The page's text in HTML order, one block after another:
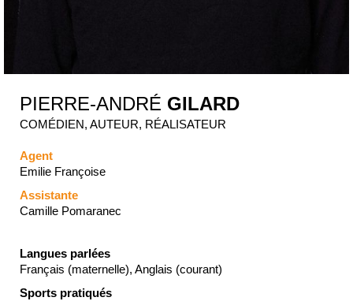
PIERRE-ANDRÉ GILARD
COMÉDIEN, AUTEUR, RÉALISATEUR
Agent
Emilie Françoise
Assistante
Camille Pomaranec
Langues parlées
Français (maternelle), Anglais (courant)
Sports pratiqués